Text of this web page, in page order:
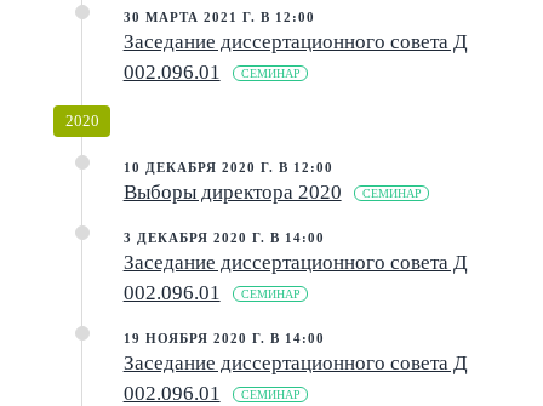
30 МАРТА 2021 Г. В 12:00
Заседание диссертационного совета Д
002.096.01
СЕМИНАР
2020
10 ДЕКАБРЯ 2020 Г. В 12:00
Выборы директора 2020 СЕМИНАР
3 ДЕКАБРЯ 2020 Г. В 14:00
Заседание диссертационного совета Д
002.096.01
СЕМИНАР
19 НОЯБРЯ 2020 Г. В 14:00
Заседание диссертационного совета Д
002.096.01
СЕМИНАР